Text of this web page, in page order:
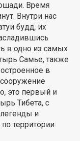
Время
Внутри нас
будд, их
в одно из самых
Самье, также
в
это первый и
Тибета, с
и
территории